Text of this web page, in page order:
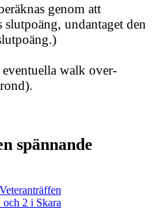
genom att
slutpoäng, undantaget den
walk over-
spännande
2 i Skara